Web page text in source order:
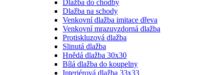
Dlažba do chodby
Dlažba na schody
Venkovní dlažba imitace dřeva
Venkovní mrazuvzdorná dlažba
Protiskluzová dlažba
Slinutá dlažba
Hnědá dlažba 30x30
Bílá dlažba do koupelny
Interiérová dlažba 33x33